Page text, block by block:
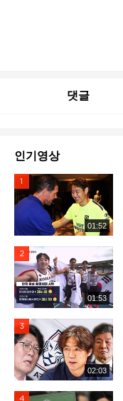
댓글
인기영상
01:52
01:53
02:03